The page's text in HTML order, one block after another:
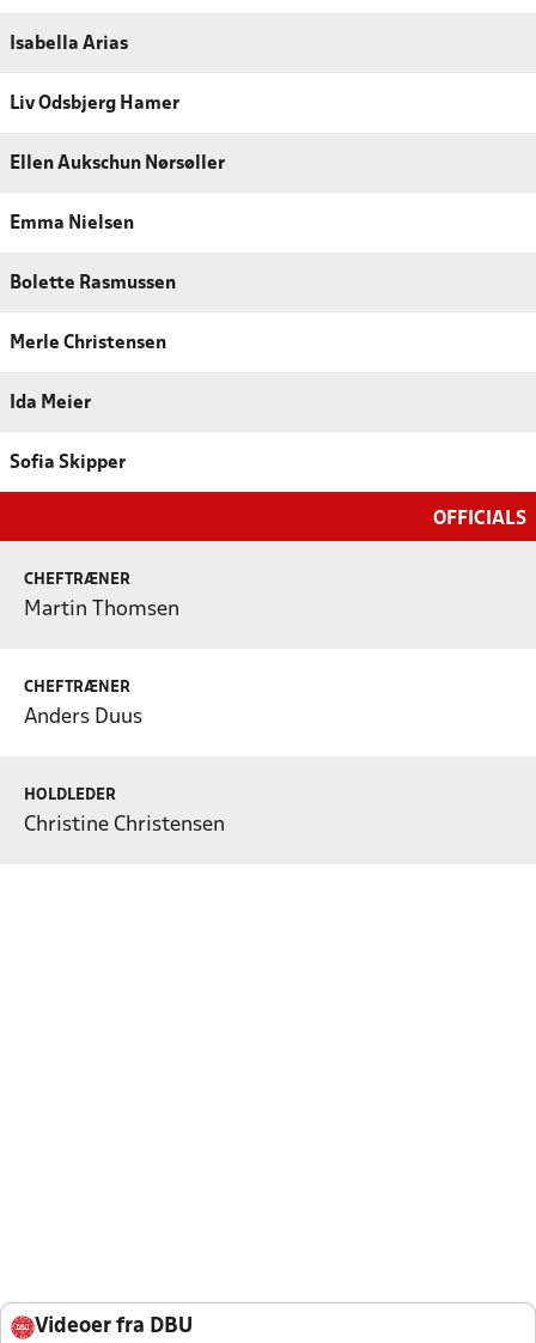
Isabella Arias
Liv Odsbjerg Hamer
Ellen Aukschun Nørsøller
Emma Nielsen
Bolette Rasmussen
Merle Christensen
Ida Meier
Sofia Skipper
OFFICIALS
CHEFTRÆNER
Martin Thomsen
CHEFTRÆNER
Anders Duus
HOLDLEDER
Christine Christensen
Videoer fra DBU